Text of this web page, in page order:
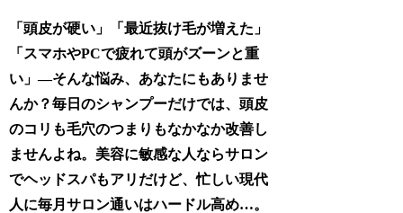
「頭皮が硬い」「最近抜け毛が増えた」
「スマホやPCで疲れて頭がズーンと重
い」―そんな悩み、あなたにもありませ
んか？毎日のシャンプーだけでは、頭皮
のコリも毛穴のつまりもなかなか改善し
ませんよね。美容に敏感な人ならサロン
でヘッドスパもアリだけど、忙しい現代
人に毎月サロン通いはハードル高め…。